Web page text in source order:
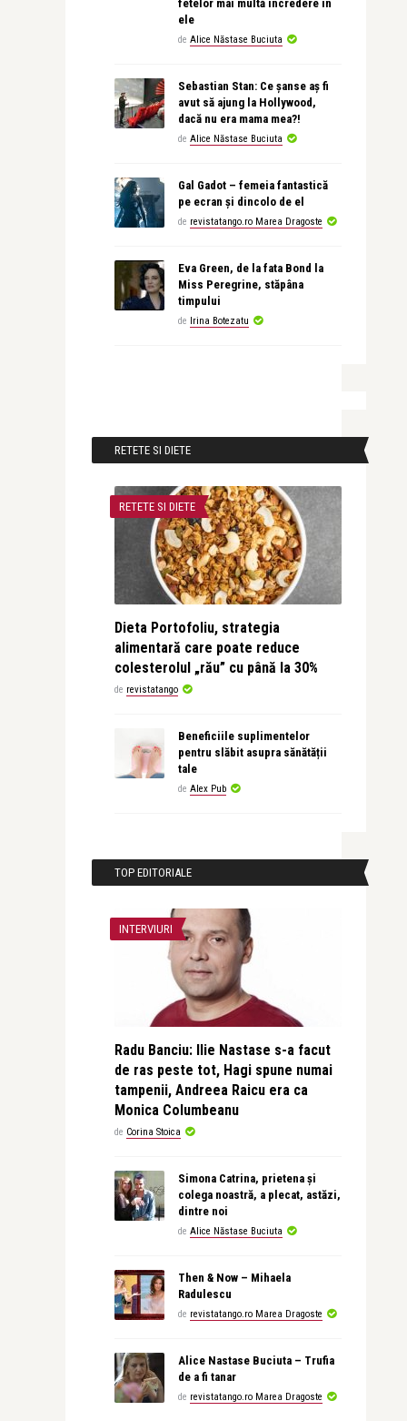
fetelor mai multă încredere în
ele
de Alice Năstase Buciuta
Sebastian Stan: Ce șanse aș fi
avut să ajung la Hollywood,
dacă nu era mama mea?!
de Alice Năstase Buciuta
Gal Gadot – femeia fantastică
pe ecran și dincolo de el
de revistatango.ro Marea Dragoste
Eva Green, de la fata Bond la
Miss Peregrine, stăpâna
timpului
de Irina Botezatu
RETETE SI DIETE
RETETE SI DIETE
Dieta Portofoliu, strategia
alimentară care poate reduce
colesterolul „rău” cu până la 30%
de revistatango
Beneficiile suplimentelor
pentru slăbit asupra sănătății
tale
de Alex Pub
TOP EDITORIALE
INTERVIURI
Radu Banciu: Ilie Nastase s-a facut
de ras peste tot, Hagi spune numai
tampenii, Andreea Raicu era ca
Monica Columbeanu
de Corina Stoica
Simona Catrina, prietena și
colega noastră, a plecat, astăzi,
dintre noi
de Alice Năstase Buciuta
Then & Now – Mihaela
Radulescu
de revistatango.ro Marea Dragoste
Alice Nastase Buciuta – Trufia
de a fi tanar
de revistatango.ro Marea Dragoste